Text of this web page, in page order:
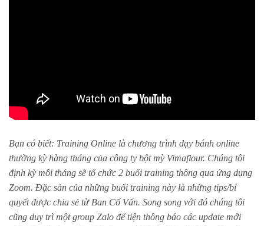
Bạn có biết: Training Online là chương trình dạy bánh online
thường kỳ hàng tháng của công ty bột mỳ Vimaflour. Chúng tôi
định kỳ mỗi tháng sẽ tổ chức 2 buổi training thông qua ứng dụng
Zoom. Đặc sản của những buổi training này là những tips/bí
quyết được chia sẻ từ Ban Cố Vấn. Song song với đó chúng tôi
cũng duy trì một group Zalo để tiện thông báo các update mới